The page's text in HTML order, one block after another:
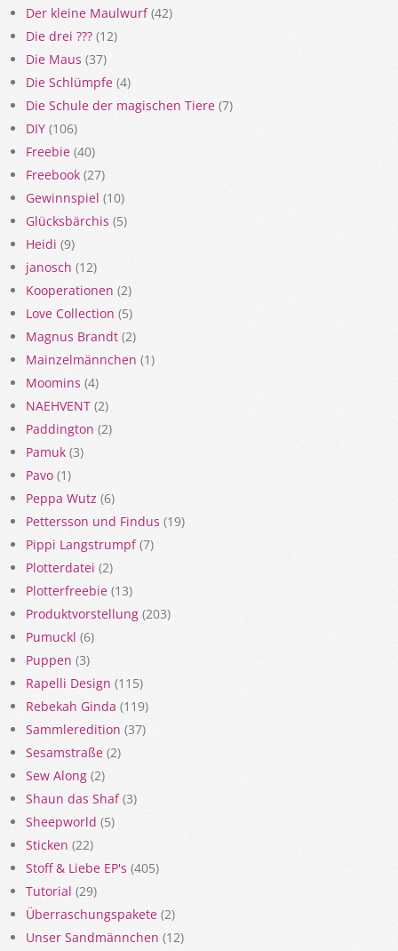
Der kleine Maulwurf(42)
Die drei ??? (12)
Die Maus (37)
Die Schlümpfe (4)
Die Schule der magischen Tiere (7)
DIY (106)
Freebie (40)
Freebook (27)
Gewinnspiel (10)
Glücksbärchis (5)
Heidi (9)
janosch (12)
Kooperationen (2)
Love Collection (5)
Magnus Brandt (2)
Mainzelmännchen (1)
Moomins (4)
NAEHVENT (2)
Paddington (2)
Pamuk (3)
Pavo (1)
Peppa Wutz (6)
Pettersson und Findus (19)
Pippi Langstrumpf(7)
Plotterdatei (2)
Plotterfreebie (13)
Produktvorstellung (203)
Pumuckl (6)
Puppen (3)
Rapelli Design (115)
Rebekah Ginda (119)
Sammleredition (37)
Sesamstraße (2)
Sew Along (2)
Shaun das Shaf(3)
Sheepworld (5)
Sticken (22)
Stoff & Liebe EP's (405)
Tutorial (29)
Überraschungspakete (2)
Unser Sandmännchen (12)